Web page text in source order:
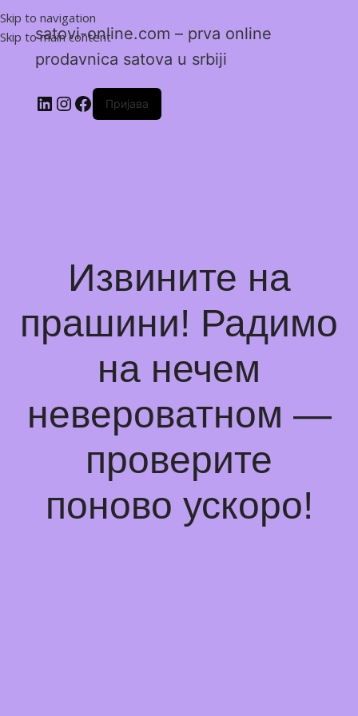
Skip to navigation
Skip to main content
satovi-online.com – prva online
prodavnica satova u srbiji
Пријава
Извините на
прашини! Радимо
на нечем
невероватном —
проверите
поново ускоро!